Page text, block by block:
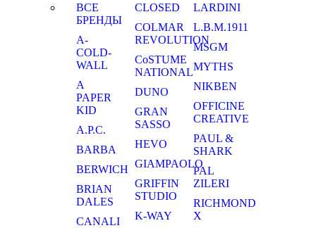
ВСЕ
БРЕНДЫ
A-
COLD-
WALL
A
PAPER
KID
A.P.C.
BARBA
BERWICH
BRIAN
DALES
CANALI
CLOSED
COLMAR
REVOLUTION
CoSTUME
NATIONAL
DUNO
GRAN
SASSO
HEVO
GIAMPAOLO
GRIFFIN
STUDIO
K-WAY
LARDINI
L.B.M.1911
MSGM
MYTHS
NIKBEN
OFFICINE
CREATIVE
PAUL &
SHARK
PAL
ZILERI
RICHMOND
X